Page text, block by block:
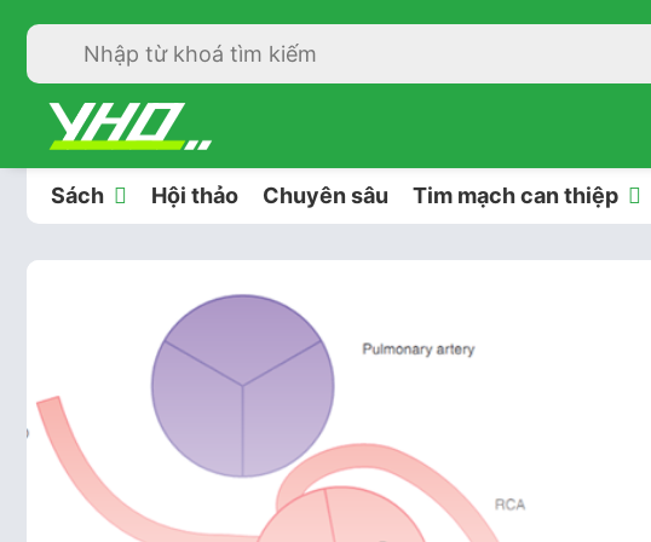
Sách Hội thảo Chuyên sâu Tim mạch can thiệp